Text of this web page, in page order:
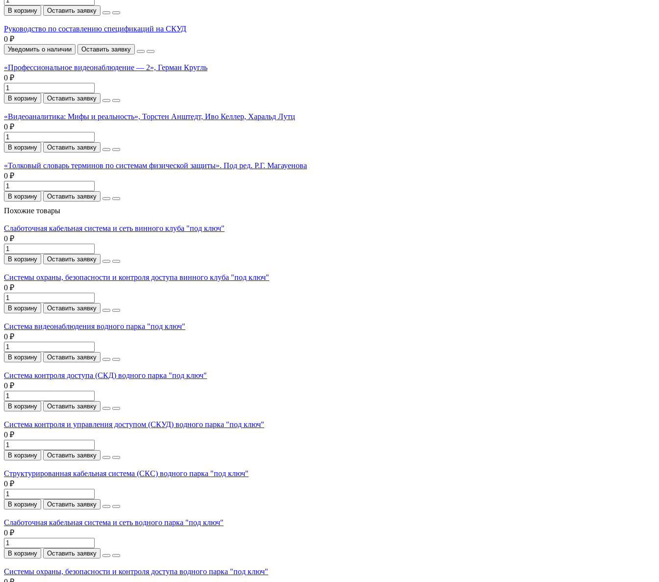
В корзину Оставить заявку
Руководство по составлению спецификаций на СКУД
0 ₽
Уведомить о наличии Оставить заявку
«Профессиональное видеонаблюдение — 2», Герман Кругль
0 ₽
В корзину Оставить заявку
«Видеоаналитика: Мифы и реальность», Торстен Анштедт, Иво Келлер, Харальд Лутц
0 ₽
В корзину Оставить заявку
«Толковый словарь терминов по системам физической защиты». Под ред. Р.Г. Магауенова
0 ₽
В корзину Оставить заявку
Похожие товары
Слаботочная кабельная система и сеть винного клуба "под ключ"
0 ₽
В корзину Оставить заявку
Системы охраны, безопасности и контроля доступа винного клуба "под ключ"
0 ₽
В корзину Оставить заявку
Система видеонаблюдения водного парка "под ключ"
0 ₽
В корзину Оставить заявку
Система контроля доступа (СКД) водного парка "под ключ"
0 ₽
В корзину Оставить заявку
Система контроля и управления доступом (СКУД) водного парка "под ключ"
0 ₽
В корзину Оставить заявку
Структурированная кабельная система (СКС) водного парка "под ключ"
0 ₽
В корзину Оставить заявку
Слаботочная кабельная система и сеть водного парка "под ключ"
0 ₽
В корзину Оставить заявку
Системы охраны, безопасности и контроля доступа водного парка "под ключ"